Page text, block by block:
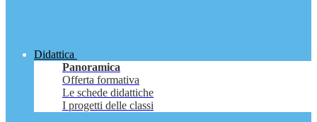
Didattica
Panoramica
Offerta formativa
Le schede didattiche
I progetti delle classi